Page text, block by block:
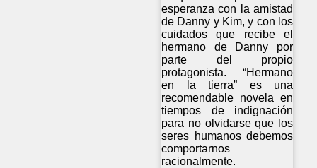
esperanza con la amistad
de Danny y Kim, y con los
cuidados que recibe el
hermano de Danny por
parte del propio
protagonista. “Hermano
en la tierra” es una
recomendable novela en
tiempos de indignación
para no olvidarse que los
seres humanos debemos
comportarnos
racionalmente.